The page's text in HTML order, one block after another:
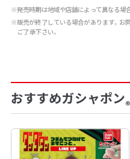
※発売時期は地域や店舗によって異なる場
※販売が終了している場合があります。お
ご了承下さい。
おすすめガシャポン®